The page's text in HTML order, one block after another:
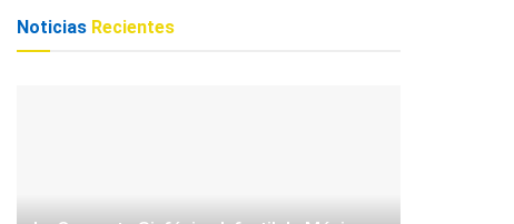
Noticias Recientes